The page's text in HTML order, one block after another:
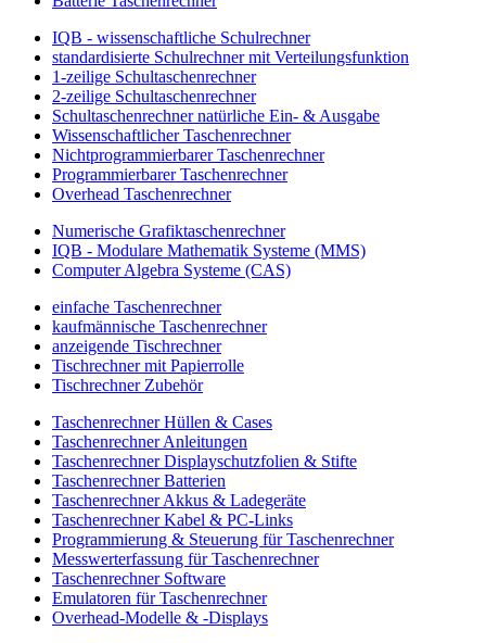
IQB - wissenschaftliche Schulrechner
standardisierte Schulrechner mit Verteilungsfunktion
1-zeilige Schultaschenrechner
2-zeilige Schultaschenrechner
Schultaschenrechner natürliche Ein- & Ausgabe
Wissenschaftlicher Taschenrechner
Nichtprogrammierbarer Taschenrechner
Programmierbarer Taschenrechner
Overhead Taschenrechner
Numerische Grafiktaschenrechner
IQB - Modulare Mathematik Systeme (MMS)
Computer Algebra Systeme (CAS)
einfache Taschenrechner
kaufmännische Taschenrechner
anzeigende Tischrechner
Tischrechner mit Papierrolle
Tischrechner Zubehör
Taschenrechner Hüllen & Cases
Taschenrechner Anleitungen
Taschenrechner Displayschutzfolien & Stifte
Taschenrechner Batterien
Taschenrechner Akkus & Ladegeräte
Taschenrechner Kabel & PC-Links
Programmierung & Steuerung für Taschenrechner
Messwerterfassung für Taschenrechner
Taschenrechner Software
Emulatoren für Taschenrechner
Overhead-Modelle & -Displays